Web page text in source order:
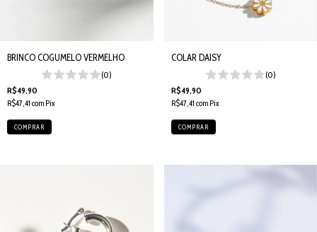
BRINCO COGUMELO VERMELHO
(0)
R$49,90
R$47,41 com Pix
COLAR DAISY
(0)
R$49,90
R$47,41 com Pix